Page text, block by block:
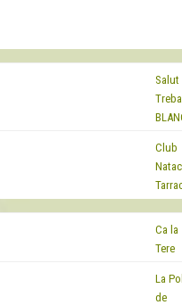
Salut
Club
Ca la
Tere
La
de